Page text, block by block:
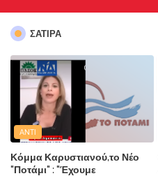
ΣΑΤΙΡΑ
ANTI
Κόμμα Καρυστιανού,το Νέο
"Ποτάμι" : "Έχουμε